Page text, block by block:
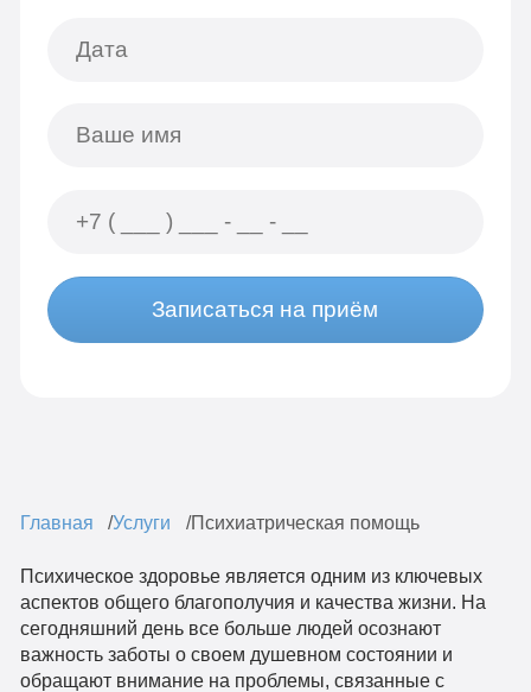
Записаться на приём
Главная Услуги Психиатрическая помощь
Психическое здоровье является одним из ключевых
аспектов общего благополучия и качества жизни. На
сегодняшний день все больше людей осознают
важность заботы о своем душевном состоянии и
обращают внимание на проблемы, связанные с